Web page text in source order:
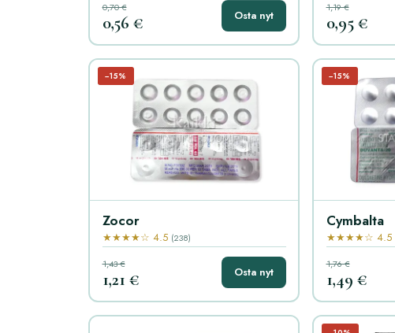
0,70 €
0,56 € Osta nyt
1,19 €
0,95 €
−15%
Zocor
★★★★☆ 4.5 (238)
1,43 €
1,21 € Osta nyt
−15%
Cymbalta
★★★★☆ 4.5
1,76 €
1,49 €